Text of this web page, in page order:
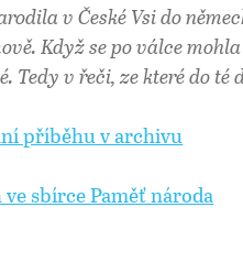
v České Vsi do
Když se po válce
Tedy v řeči, ze které do
příběhu v archivu
sbírce Paměť národa